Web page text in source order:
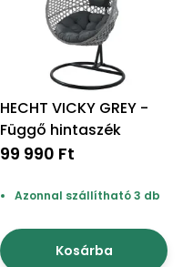
HECHT VICKY GREY -
Függő hintaszék
99 990 Ft
Azonnal szállítható 3 db
Kosárba